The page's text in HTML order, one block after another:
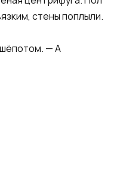
стены поплыли.
— А